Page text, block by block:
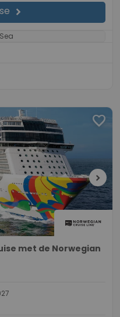
chevron_right
favorite
chevron_right
met de Norwegian